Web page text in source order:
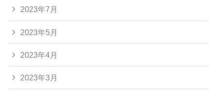
2023年7月
2023年5月
2023年4月
2023年3月